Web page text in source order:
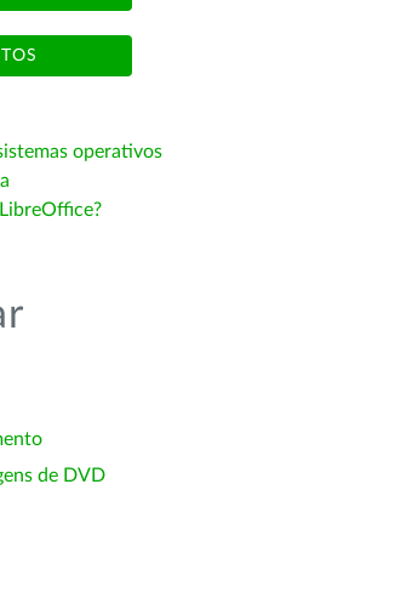
operativos
de DVD